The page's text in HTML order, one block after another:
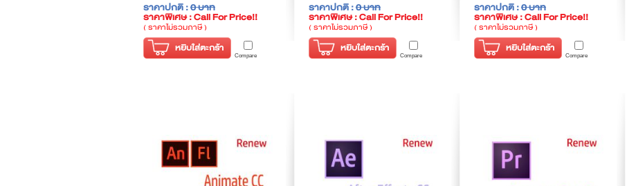
ราคาปกติ :0 บาท
ราคาพิเศษ : Call For Price!!
( ราคาไม่รวมภาษี )
หยิบใส่ตะกร้า
Compare
ราคาปกติ :0 บาท
ราคาพิเศษ : Call For Price!!
( ราคาไม่รวมภาษี )
หยิบใส่ตะกร้า
Compare
ราคาปกติ :0 บาท
ราคาพิเศษ : Call For Price!!
( ราคาไม่รวมภาษี )
หยิบใส่ตะกร้า
Compare